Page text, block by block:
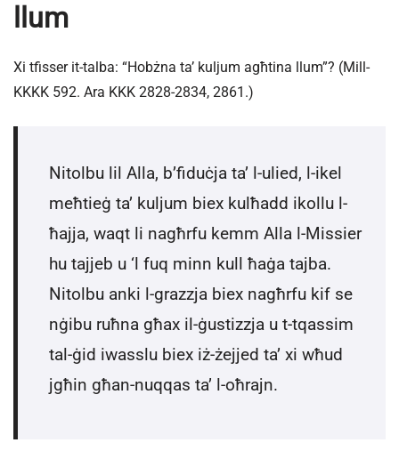
llum
Xi tfisser it-talba: “Hobżna ta’ kuljum agħtina llum”? (Mill-
KKKK 592. Ara KKK 2828-2834, 2861.)
Nitolbu lil Alla, b’fiduċja ta’ l-ulied, l-ikel
meħtieġ ta’ kuljum biex kulħadd ikollu l-
ħajja, waqt li nagħrfu kemm Alla l-Missier
hu tajjeb u ‘l fuq minn kull ħaġa tajba.
Nitolbu anki l-grazzja biex nagħrfu kif se
nġibu ruħna għax il-ġustizzja u t-tqassim
tal-ġid iwasslu biex iż-żejjed ta’ xi wħud
jgħin għan-nuqqas ta’ l-oħrajn.